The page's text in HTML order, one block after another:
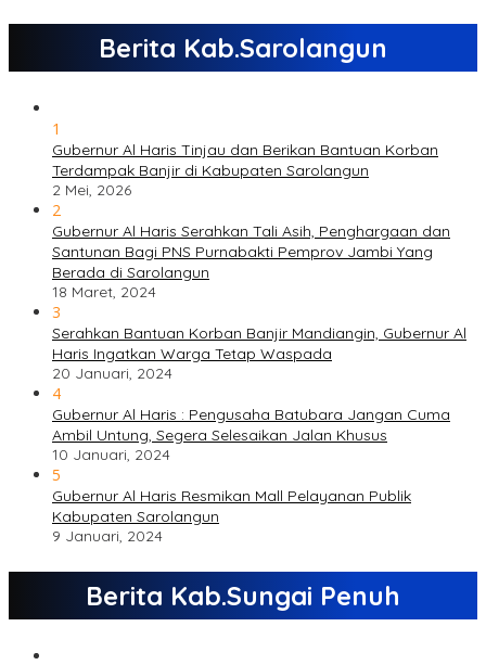
Berita Kab.Sarolangun
1
Gubernur Al Haris Tinjau dan Berikan Bantuan Korban
Terdampak Banjir di Kabupaten Sarolangun
2 Mei, 2026
2
Gubernur Al Haris Serahkan Tali Asih, Penghargaan dan
Santunan Bagi PNS Purnabakti Pemprov Jambi Yang
Berada di Sarolangun
18 Maret, 2024
3
Serahkan Bantuan Korban Banjir Mandiangin, Gubernur Al
Haris Ingatkan Warga Tetap Waspada
20 Januari, 2024
4
Gubernur Al Haris : Pengusaha Batubara Jangan Cuma
Ambil Untung, Segera Selesaikan Jalan Khusus
10 Januari, 2024
5
Gubernur Al Haris Resmikan Mall Pelayanan Publik
Kabupaten Sarolangun
9 Januari, 2024
Berita Kab.Sungai Penuh